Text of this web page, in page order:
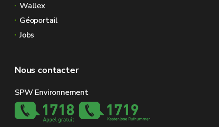
Wallex
Géoportail
Jobs
Nous contacter
SPW Environnement